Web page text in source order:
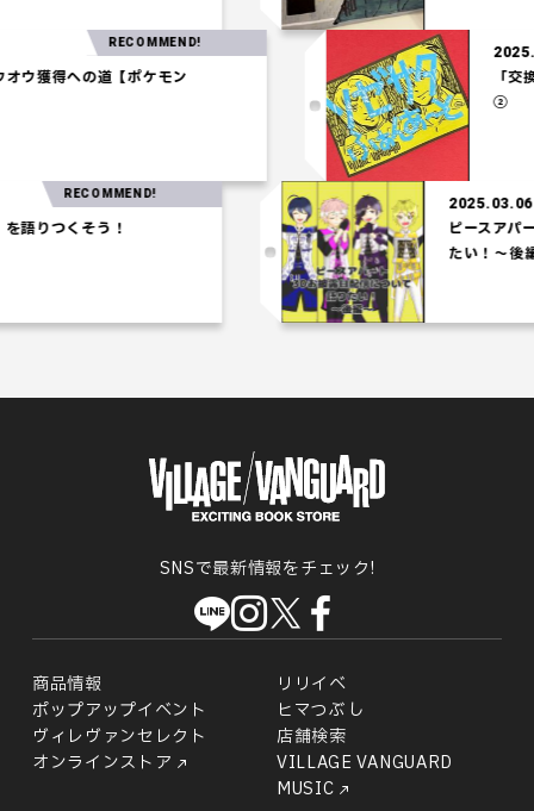
ホウオウ獲得への道【ポケモン
RECOMMEND!
つくそう！
RECOMMEND!
2025.03.06
ピースアパート
たい！～後編～
SNSで最新情報をチェック!
商品情報
リリイベ
ポップアップイベント
ヒマつぶし
ヴィレヴァンセレクト
店舗検索
オンラインストア
VILLAGE VANGUARD
MUSIC